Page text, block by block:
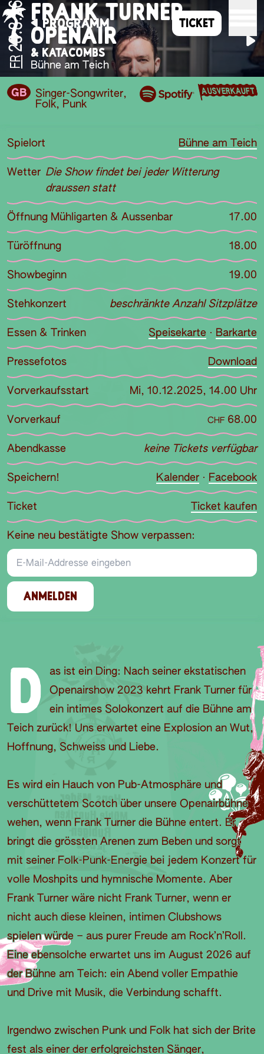
PROGRAMM TICKET
FR
28.8.26 FRANK TURNER
OPENAIR
& KATACOMBS
Bühne am Teich
GB Singer-Songwriter,
Folk, Punk
AUSVERKAUFT
Spielort Bühne am Teich
Wetter Die Show findet bei jeder Witterung
draussen statt
Öffnung Mühligarten & Aussenbar 17.00
Türöffnung 18.00
Showbeginn 19.00
Stehkonzert beschränkte Anzahl Sitzplätze
Essen & Trinken Speisekarte · Barkarte
Pressefotos Download
Vorverkaufsstart Mi, 10.12.2025, 14.00 Uhr
Vorverkauf CHF68.00
Abendkasse keine Tickets verfügbar
Speichern! Kalender · Facebook
Ticket Ticket kaufen
Keine neu bestätigte Show verpassen:
E-Mail-Addresse
ANMELDEN
D
as ist ein Ding: Nach seiner ekstatischen
Openairshow 2023 kehrt Frank Turner für
ein intimes Solokonzert auf die Bühne am
Teich zurück! Uns erwartet eine Explosion an Wut,
Hoffnung, Schweiss und Liebe.
Es wird ein Hauch von Pub-Atmosphäre und
verschüttetem Scotch über unsere Openairbühne
wehen, wenn Frank Turner die Bühne entert. Er
bringt die grössten Arenen zum Beben und sorgt
mit seiner Folk-Punk-Energie bei jedem Konzert für
volle Moshpits und hymnische Momente. Aber
Frank Turner wäre nicht Frank Turner, wenn er
nicht auch diese kleinen, intimen Clubshows
spielen würde – aus purer Freude am Rock’n’Roll.
Eine ebensolche erwartet uns im August 2026 auf
der Bühne am Teich: ein Abend voller Empathie
und Drive mit Musik, die Verbindung schafft.
Irgendwo zwischen Punk und Folk hat sich der Brite
fest als einer der erfolgreichsten Sänger,